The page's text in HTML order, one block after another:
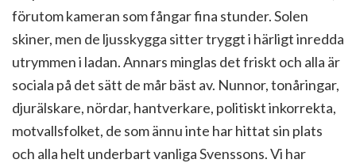
förutom kameran som fångar fina stunder. Solen
skiner, men de ljusskygga sitter tryggt i härligt inredda
utrymmen i ladan. Annars minglas det friskt och alla är
sociala på det sätt de mår bäst av. Nunnor, tonåringar,
djurälskare, nördar, hantverkare, politiskt inkorrekta,
motvallsfolket, de som ännu inte har hittat sin plats
och alla helt underbart vanliga Svenssons. Vi har